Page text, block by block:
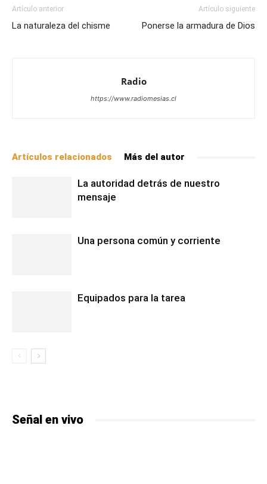
Artículo anterior
La naturaleza del chisme
Artículo siguiente
Ponerse la armadura de Dios
Radio
https://www.radiomesias.cl
Artículos relacionados Más del autor
La autoridad detrás de nuestro
mensaje
Una persona común y corriente
Equipados para la tarea
Señal en vivo